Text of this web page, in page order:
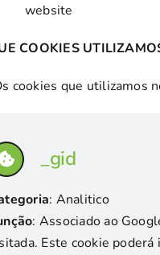
website
COOKIES
cookies que utilizamos
_gid
: Analitico
: Associado ao
Este cookie